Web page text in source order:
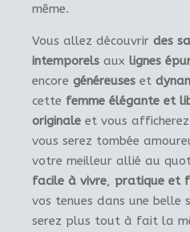
même.
Vous allez découvrir des
intemporels aux lignes
encore généreuses et
cette femme élégante et
originale et vous
vous serez tombée
votre meilleur allié au
facile à vivre, pratique et
vos tenues dans une belle
serez plus tout à fait la